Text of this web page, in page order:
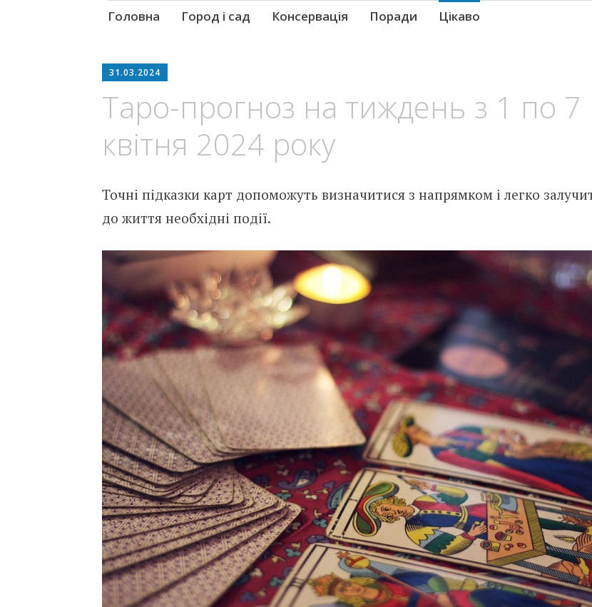
Skip
Головна Город і сад Консервація Поради Цікаво
31.03.2024
Таро-прогноз на тиждень з 1 по 7
квітня 2024 року
Точні підказки карт допоможуть визначитися з напрямком і легко
до життя необхідні події.